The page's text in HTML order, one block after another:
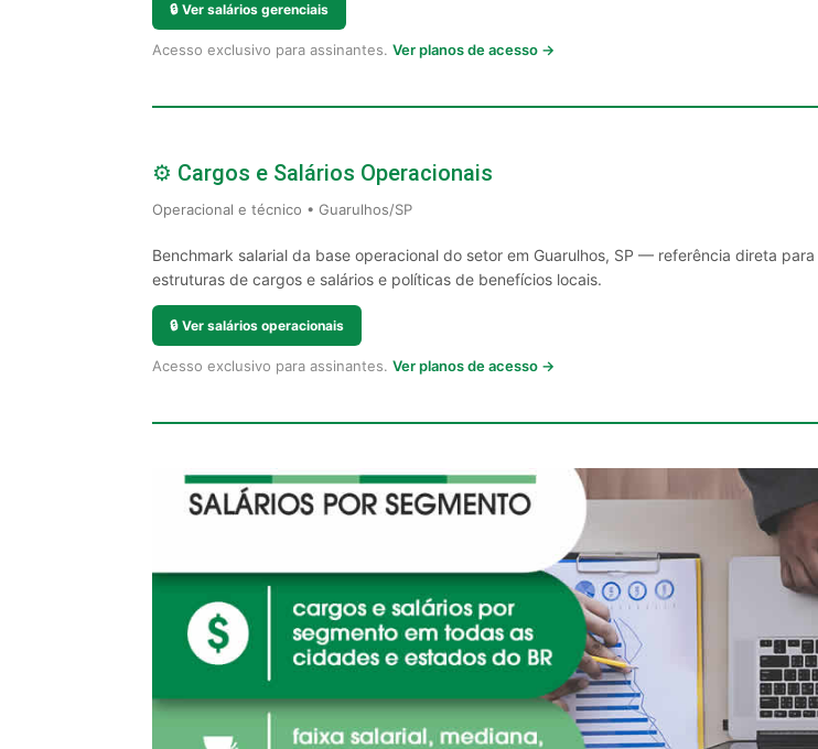
🔒 Ver salários gerenciais
Acesso exclusivo para assinantes. Ver planos de acesso →
⚙️ Cargos e Salários Operacionais
Operacional e técnico • Guarulhos/SP
Benchmark salarial da base operacional do setor em Guarulhos, SP — referência direta para
estruturas de cargos e salários e políticas de benefícios locais.
🔒 Ver salários operacionais
Acesso exclusivo para assinantes. Ver planos de acesso →